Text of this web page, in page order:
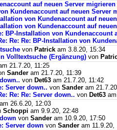
auf neuen Server migrieren
Kundenaccount auf neuen Server
von Kundenaccount auf
von Kundenaccount auf
BP-Installation von Kundenaccount
Re: Re: BP-Installation von
von Patrick am 3.8.20, 15:34
Volltextsuche (Ergänzung) von
21.7.20, 11:25
Sander am 21.7.20, 11:39
von Det63 am 21.7.20, 11:42
Server down.. von Sander am
Re: Re: Server down.. von Det63
am 26.6.20, 12:03
Schoppi am 9.9.20, 22:48
von Sander am 10.9.20, 17:50
Server down von Sander am 11.9.20,